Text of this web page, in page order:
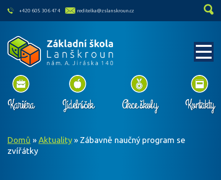
skip to main content
+420 605 306 474 reditelka@zslanskroun.cz
Kariéra Jídelníček Akce školy Kontakty
Domů » Aktuality » Zábavně naučný program se
zvířátky